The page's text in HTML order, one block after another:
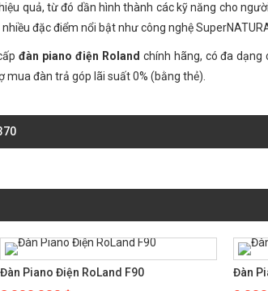
quả, từ đó dần hình thành các kỹ năng cho
đặc điểm nổi bật như công nghệ
đàn piano điện Roland chính hãng, có đa dạng
mua đàn trả góp lãi suất 0% (bằng thẻ).
Đàn Piano Điện RoLand HP 2900G